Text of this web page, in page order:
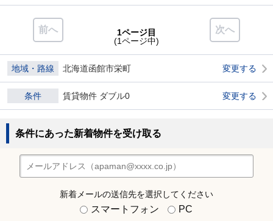
前へ 次へ
1ページ目
(1ページ中)
地域・路線 北海道函館市栄町 変更する
条件 賃貸物件 ダブル0 変更する
条件にあった新着物件を受け取る
新着メールの送信先を選択してください
スマートフォン PC